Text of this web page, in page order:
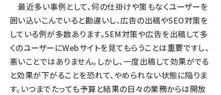
最近多い事例として、何の仕掛けや策もなくユーザーを
囲い込いこんでいると勘違いし、広告の出稿やSEO対策を
している例が多数あります。SEM対策や広告を出稿して多
くのユーザーにWebサイトを見てもらうことは重要ですし、
悪いことではありません。しかし、一度出稿して効果がでる
と効果が下がることを恐れて、やめられない状態に陥りま
す。いつまでたっても予算と結果の日々の業務からは開放